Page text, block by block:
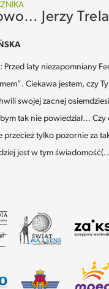
Jerzy
Przed laty niezapomniany
Ciekawa jestem, czy
swojej zacnej
bym tak nie powiedział… Czy
przecież tylko pozornie za
jest w tym